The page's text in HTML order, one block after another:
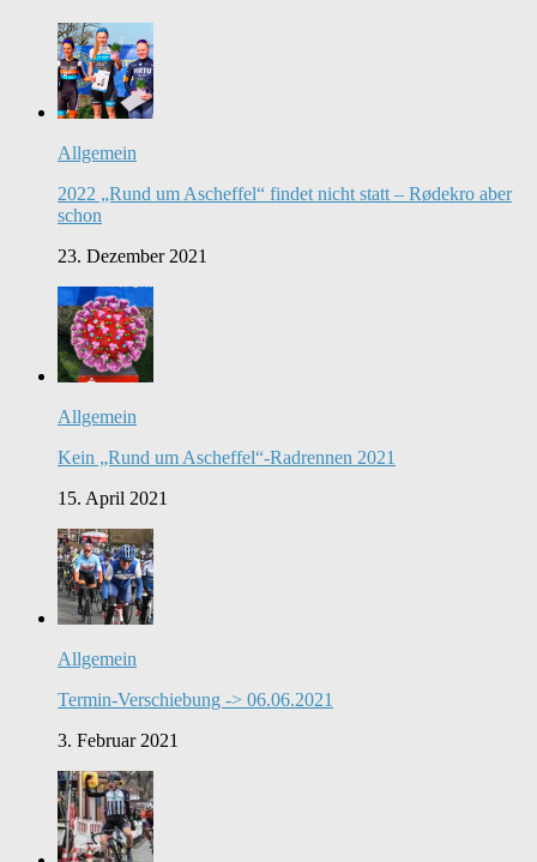
Allgemein
2022 „Rund um Ascheffel“ findet nicht statt – Rødekro aber
schon
23. Dezember 2021
Allgemein
Kein „Rund um Ascheffel“-Radrennen 2021
15. April 2021
Allgemein
Termin-Verschiebung -> 06.06.2021
3. Februar 2021